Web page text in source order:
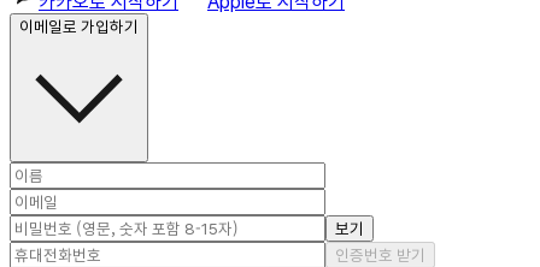
이메일로 가입하기
보기
인증번호 받기